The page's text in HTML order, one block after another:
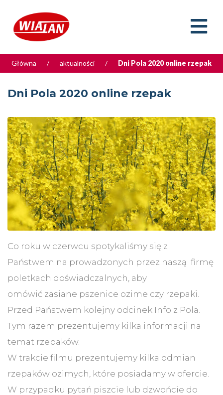
Główna / aktualności / Dni Pola 2020 online rzepak
Dni Pola 2020 online rzepak
Co roku w czerwcu spotykaliśmy się z
Państwem na prowadzonych przez naszą firmę
poletkach doświadczalnych, aby
omówić zasiane pszenice ozime czy rzepaki.
Przed Państwem kolejny odcinek Info z Pola.
Tym razem prezentujemy kilka informacji na
temat rzepaków.
W trakcie filmu prezentujemy kilka odmian
rzepaków ozimych, które posiadamy w ofercie.
W przypadku pytań piszcie lub dzwońcie do